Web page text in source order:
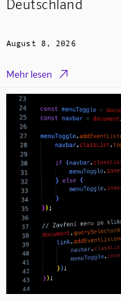
Deutschland
August 8, 2026
Mehr lesen 